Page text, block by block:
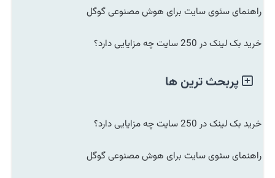
راهنمای سئوی سایت برای هوش مصنوعی گوگل
خرید بک لینک در 250 سایت چه مزایایی دارد؟
پربحث ترین ها
خرید بک لینک در 250 سایت چه مزایایی دارد؟
راهنمای سئوی سایت برای هوش مصنوعی گوگل